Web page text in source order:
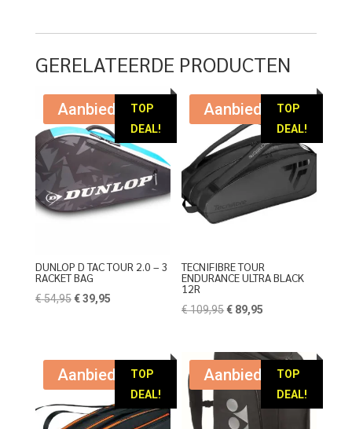
GERELATEERDE PRODUCTEN
TOP
DEAL!
Aanbieding!
DUNLOP D TAC TOUR 2.0 – 3
RACKET BAG
€54,95 Oorspronkelijke
€ 54,95.
€39,95Huidige
€ 39,95.
TOP
DEAL!
Aanbieding!
TECNIFIBRE TOUR
ENDURANCE ULTRA BLACK
12R
€109,95Oorspronkelijke
was:
€ 109,95.
€ 89,95
is:
€ 89,95.
TOP
DEAL!
Aanbieding!
TOP
DEAL!
Aanbieding!